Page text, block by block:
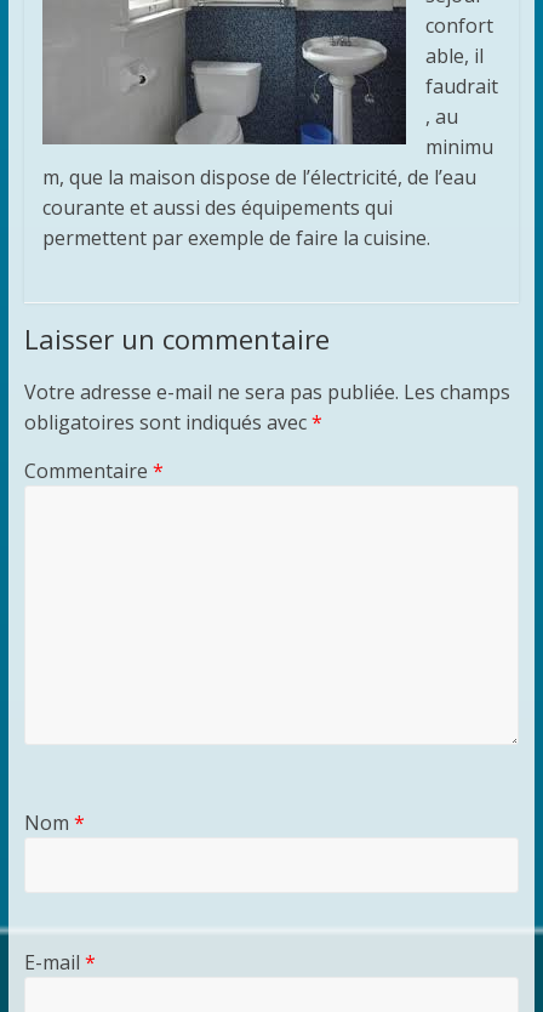
confort
able, il
faudrait
, au
minimu
m, que la maison dispose de l’électricité, de l’eau
courante et aussi des équipements qui
permettent par exemple de faire la cuisine.
Laisser un commentaire
Votre adresse e-mail ne sera pas publiée. Les champs
obligatoires sont indiqués avec*
Commentaire *
Nom *
E-mail *